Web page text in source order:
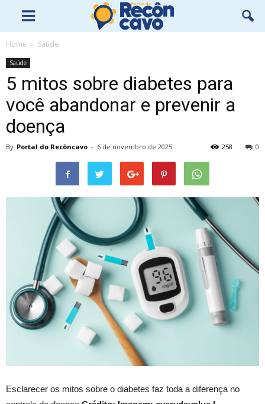
Home Saúde
Saúde
5 mitos sobre diabetes para
você abandonar e prevenir a
doença
By Portal do Recôncavo - 6 de novembro de 2025 0
258
Esclarecer os mitos sobre o diabetes faz toda a diferença no